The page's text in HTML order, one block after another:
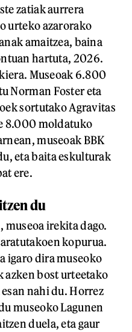
zatiak aurrera
urteko azarorako
amaitzea, baina
hartuta, 2026.
Museoak 6.800
Norman Foster eta
sortutako Agravitas
8.000 moldatuko
museoak BBK
eta baita eskulturak
ere.
du
museoa irekita dago.
kopurua.
igaro dira museoko
azken bost urteetako
nahi du. Horrez
museoko Lagunen
duela, eta gaur